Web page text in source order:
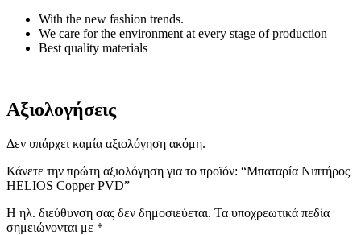
With the new fashion trends.
We care for the environment at every stage of production
Best quality materials
Αξιολογήσεις
Δεν υπάρχει καμία αξιολόγηση ακόμη.
Κάνετε την πρώτη αξιολόγηση για το προϊόν: “Μπαταρία Νιπτήρος
HELIOS Copper PVD”
Η ηλ. διεύθυνση σας δεν δημοσιεύεται. Τα υποχρεωτικά πεδία
σημειώνονται με *